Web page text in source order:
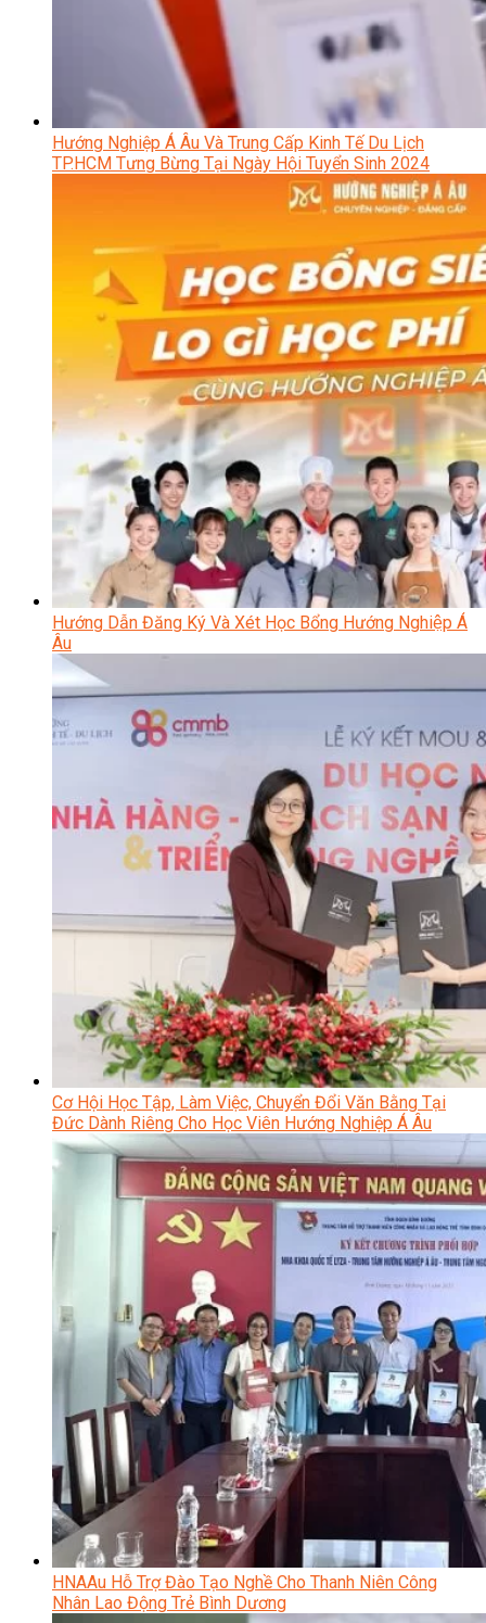
Hướng Nghiệp Á Âu Và Trung Cấp Kinh Tế Du Lịch
TP.HCM Tưng Bừng Tại Ngày Hội Tuyển Sinh 2024
Hướng Dẫn Đăng Ký Và Xét Học Bổng Hướng Nghiệp Á
Âu
Cơ Hội Học Tập, Làm Việc, Chuyển Đổi Văn Bằng Tại
Đức Dành Riêng Cho Học Viên Hướng Nghiệp Á Âu
HNAAu Hỗ Trợ Đào Tạo Nghề Cho Thanh Niên Công
Nhân Lao Động Trẻ Bình Dương